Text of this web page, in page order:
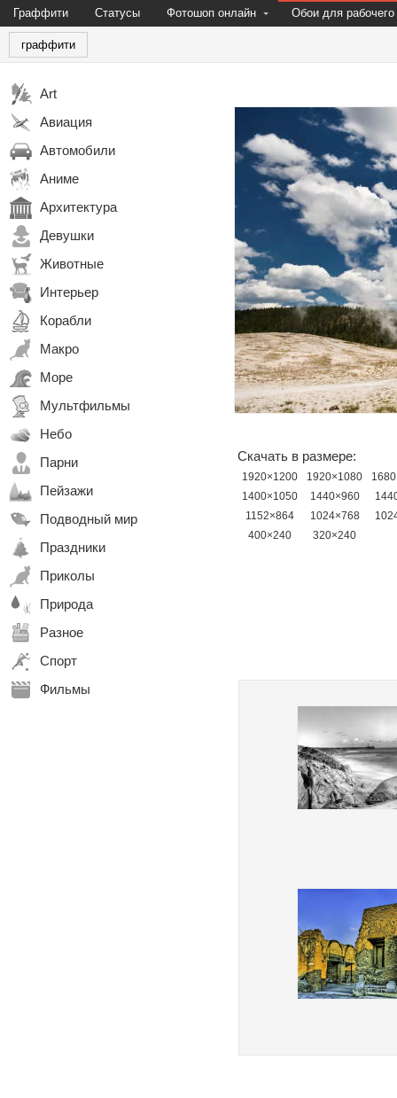
Граффити Статусы Фотошоп онлайн Обои для рабочего
граффити
Art
Авиация
Автомобили
Аниме
Архитектура
Девушки
Животные
Интерьер
Корабли
Макро
Море
Мультфильмы
Небо
Парни
Пейзажи
Подводный мир
Праздники
Приколы
Природа
Разное
Спорт
Фильмы
Скачать в размере:
1920×1200 1920×1080
1400×1050
1440×960
1152×864
1024×768
400×240
320×240